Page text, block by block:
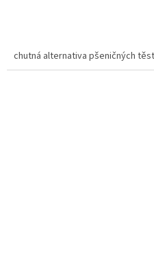
chutná alternativa pšeničných